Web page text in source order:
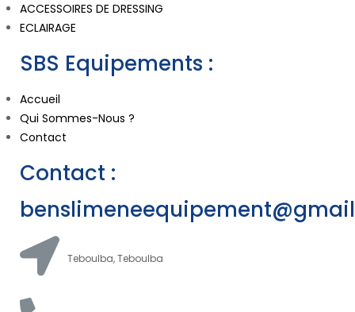
ACCESSOIRES DE DRESSING
ECLAIRAGE
SBS Equipements :
Accueil
Qui Sommes-Nous ?
Contact
Contact :
Teboulba, Teboulba